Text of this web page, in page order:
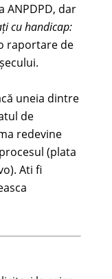
ANPDPD, dar
cu handicap:
raportare de
uneia dintre
de
redevine
(plata
Ati fi